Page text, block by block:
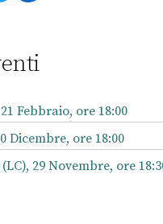
Febbraio, ore 18:00
Dicembre, ore 18:00
29 Novembre, ore